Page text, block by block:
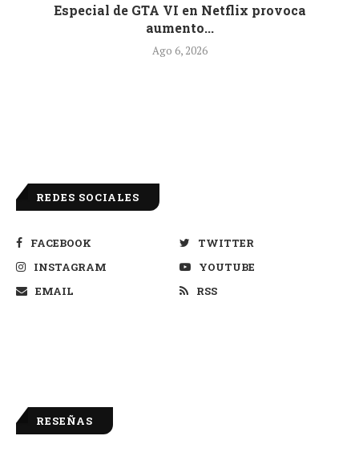
Especial de GTA VI en Netflix provoca
aumento...
Ago 6, 2026
REDES SOCIALES
FACEBOOK
TWITTER
INSTAGRAM
YOUTUBE
EMAIL
RSS
RESEÑAS